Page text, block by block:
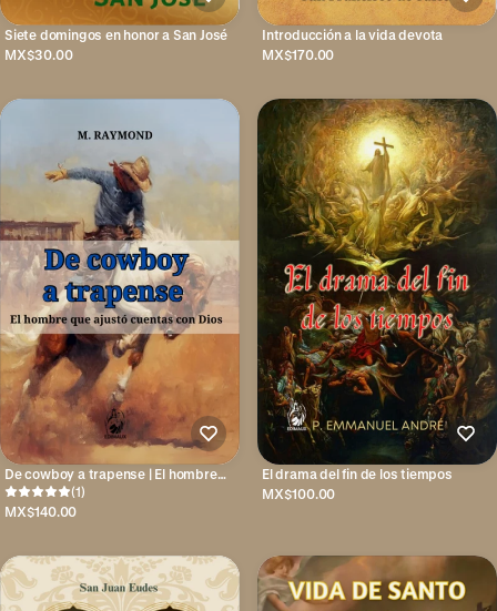
Siete domingos en honor a San José
MX$30.00
Introducción a la vida devota
MX$170.00
De cowboy a trapense | El hombre
que ajustó cuentas con Dios
(1)
MX$140.00
El drama del fin de los tiempos
MX$100.00